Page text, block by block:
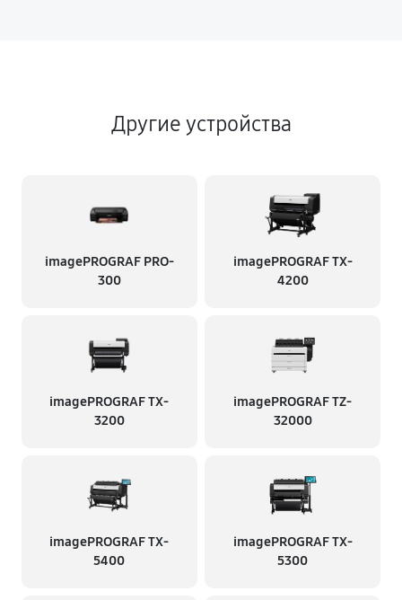
Другие устройства
imagePROGRAF PRO-
300
imagePROGRAF TX-
4200
imagePROGRAF TX-
3200
imagePROGRAF TZ-
32000
imagePROGRAF TX-
5400
imagePROGRAF TX-
5300